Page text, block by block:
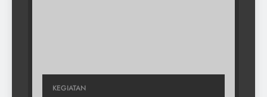
KEGIATAN